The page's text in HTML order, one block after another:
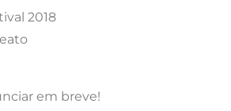
2018
em breve!